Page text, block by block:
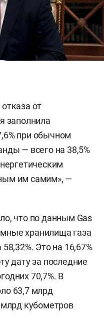
от
заполнила
при обычном
— всего на 38,5%
им самим», —
что по данным Gas
хранилища газа
Это на 16,67%
дату за последние
70,7%. В
63,7 млрд
кубометров